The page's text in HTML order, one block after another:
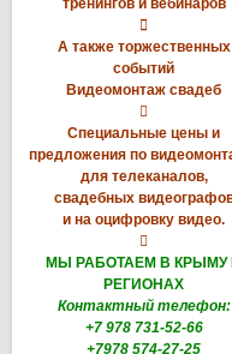

А также торжественных
событий
Видеомонтаж свадеб

Специальные цены и
предложения по
для телеканалов,
свадебных
и на оцифровку видео.

МЫ РАБОТАЕМ В КРЫМУ
РЕГИОНАХ
Контактный телефон:
+7 978 731-52-66
+7978 574-27-25